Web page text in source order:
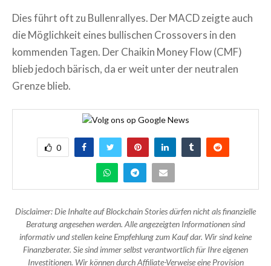
Dies führt oft zu Bullenrallyes. Der MACD zeigte auch
die Möglichkeit eines bullischen Crossovers in den
kommenden Tagen. Der Chaikin Money Flow (CMF)
blieb jedoch bärisch, da er weit unter der neutralen
Grenze blieb.
0
Disclaimer: Die Inhalte auf Blockchain Stories dürfen nicht als finanzielle
Beratung angesehen werden. Alle angezeigten Informationen sind
informativ und stellen keine Empfehlung zum Kauf dar. Wir sind keine
Finanzberater. Sie sind immer selbst verantwortlich für Ihre eigenen
Investitionen. Wir können durch Affiliate-Verweise eine Provision